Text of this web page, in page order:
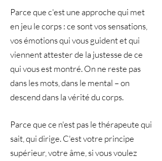
Parce que c'est une approche qui met
en jeu le corps : ce sont vos sensations,
vos émotions qui vous guident et qui
viennent attester de la justesse de ce
qui vous est montré. On ne reste pas
dans les mots, dans le mental – on
descend dans la vérité du corps.
Parce que ce n'est pas le thérapeute qui
sait, qui dirige. C'est votre principe
supérieur, votre âme, si vous voulez